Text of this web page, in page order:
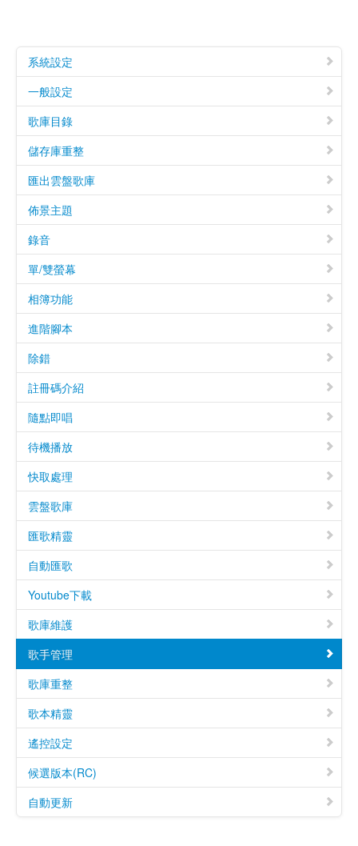
系統設定
一般設定
歌庫目錄
儲存庫重整
匯出雲盤歌庫
佈景主題
錄音
單/雙螢幕
相簿功能
進階腳本
除錯
註冊碼介紹
隨點即唱
待機播放
快取處理
雲盤歌庫
匯歌精靈
自動匯歌
Youtube下載
歌庫維護
歌手管理
歌庫重整
歌本精靈
遙控設定
候選版本(RC)
自動更新